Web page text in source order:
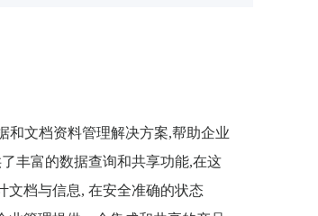
和文档资料管理解决方案,帮助企业
丰富的数据查询和共享功能,在这
文档与信息, 在安全准确的状态